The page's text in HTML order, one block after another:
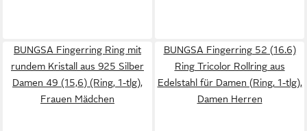
BUNGSA Fingerring Ring mit
rundem Kristall aus 925 Silber
Damen 49 (15,6) (Ring, 1-tlg),
Frauen Mädchen
BUNGSA Fingerring 52 (16.6)
Ring Tricolor Rollring aus
Edelstahl für Damen (Ring, 1-tlg),
Damen Herren